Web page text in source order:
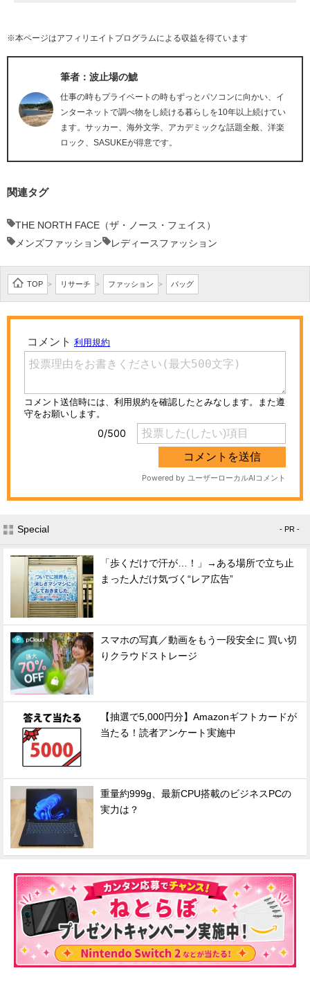
※本ページはアフィリエイトプログラムによる収益を得ています
筆者：波止場の鯱
仕事の時もプライベートの時もずっとパソコンに向かい、イ
ンターネットで調べ物をし続ける暮らしを10年以上続けてい
ます。サッカー、海外文学、アカデミックな話題全般、洋楽
ロック、SASUKEが得意です。
関連タグ
THE NORTH FACE（ザ・ノース・フェイス）
メンズファッション
レディースファッション
TOP > リサーチ > ファッション > バッグ
Special - PR -
「歩くだけで汗が…！」→ある場所で立ち止
まった人だけ気づく“レア広告”
スマホの写真／動画をもう一段安全に 買い切
りクラウドストレージ
【抽選で5,000円分】Amazonギフトカードが
当たる！読者アンケート実施中
重量約999g、最新CPU搭載のビジネスPCの
実力は？